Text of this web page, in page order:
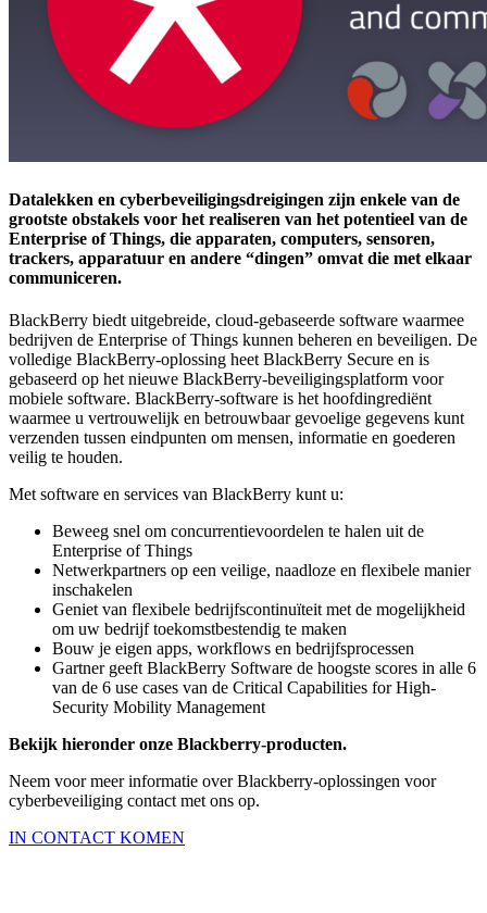
Datalekken en cyberbeveiligingsdreigingen zijn enkele van de
grootste obstakels voor het realiseren van het potentieel van de
Enterprise of Things, die apparaten, computers, sensoren,
trackers, apparatuur en andere “dingen” omvat die met elkaar
communiceren.
BlackBerry biedt uitgebreide, cloud-gebaseerde software waarmee
bedrijven de Enterprise of Things kunnen beheren en beveiligen. De
volledige BlackBerry-oplossing heet BlackBerry Secure en is
gebaseerd op het nieuwe BlackBerry-beveiligingsplatform voor
mobiele software. BlackBerry-software is het hoofdingrediënt
waarmee u vertrouwelijk en betrouwbaar gevoelige gegevens kunt
verzenden tussen eindpunten om mensen, informatie en goederen
veilig te houden.
Met software en services van BlackBerry kunt u:
Beweeg snel om concurrentievoordelen te halen uit de
Enterprise of Things
Netwerkpartners op een veilige, naadloze en flexibele manier
inschakelen
Geniet van flexibele bedrijfscontinuïteit met de mogelijkheid
om uw bedrijf toekomstbestendig te maken
Bouw je eigen apps, workflows en bedrijfsprocessen
Gartner geeft BlackBerry Software de hoogste scores in alle 6
van de 6 use cases van de Critical Capabilities for High-
Security Mobility Management
Bekijk hieronder onze Blackberry-producten.
Neem voor meer informatie over Blackberry-oplossingen voor
cyberbeveiliging contact met ons op.
IN CONTACT KOMEN